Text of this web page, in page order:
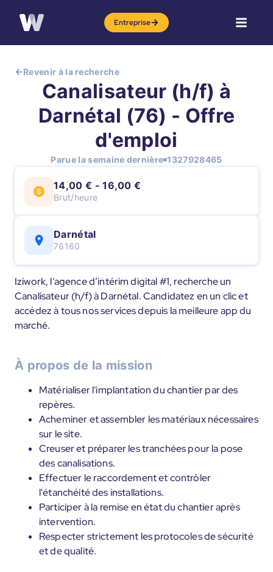
Entreprise
Revenir à la recherche
Canalisateur (h/f) à
Darnétal (76) - Offre
d'emploi
Parue la semaine dernière 1327928465
14,00 € - 16,00 €
Brut/heure
Darnétal
76160
Iziwork, l'agence d’intérim digital #1, recherche un
Canalisateur (h/f) à Darnétal. Candidatez en un clic et
accédez à tous nos services depuis la meilleure app du
marché.
À propos de la mission
Matérialiser l'implantation du chantier par des
repères.
Acheminer et assembler les matériaux nécessaires
sur le site.
Creuser et préparer les tranchées pour la pose
des canalisations.
Effectuer le raccordement et contrôler
l'étanchéité des installations.
Participer à la remise en état du chantier après
intervention.
Respecter strictement les protocoles de sécurité
et de qualité.